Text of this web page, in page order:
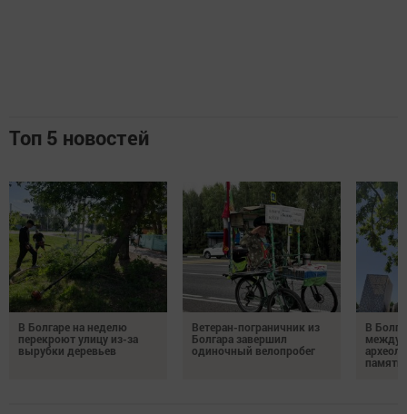
Топ 5 новостей
В Болгаре на неделю
перекроют улицу из-за
вырубки деревьев
Ветеран-пограничник из
Болгара завершил
одиночный велопробег
В
памяти